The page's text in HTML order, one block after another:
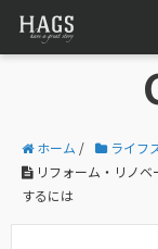
ホーム / ライフ
リフォーム・リノ
するには